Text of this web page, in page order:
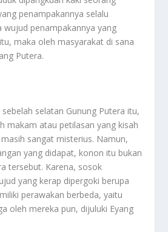
penampakannya selalu
wujud penampakannya yang
maka oleh masyarakat di sana
Putera.
selatan Gunung Putera itu,
makam atau petilasan yang kisah
sangat misterius. Namun,
yang didapat, konon itu bukan
tersebut. Karena, sosok
yang kerap dipergoki berupa
perawakan berbeda, yaitu
oleh mereka pun, dijuluki Eyang